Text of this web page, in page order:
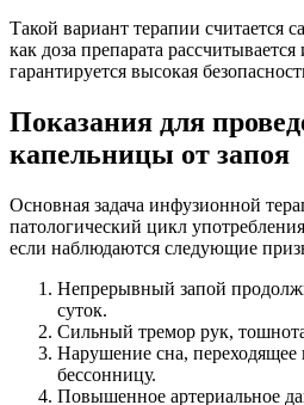
Такой вариант терапии считается
как доза препарата
гарантируется высокая
Показания для
капельницы от запоя
Основная задача инфузионной
патологический цикл
если наблюдаются следующие
Непрерывный запой
суток.
Сильный тремор рук,
Нарушение сна,
бессонницу.
Повышенное артериальное